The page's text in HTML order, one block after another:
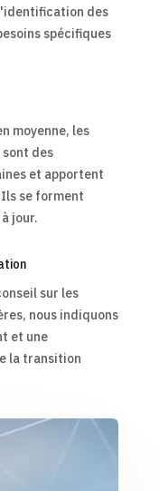
des
spécifiques
moyenne, les
des
et apportent
se forment
jour.
sur les
nous indiquons
et une
la transition